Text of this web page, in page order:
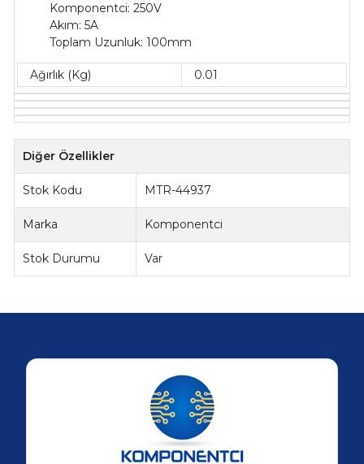
Komponentci: 250V
Akım: 5A
Toplam Uzunluk: 100mm
Ağırlık (Kg) 0.01
Diğer Özellikler
Stok Kodu MTR-44937
Marka Komponentci
Stok Durumu Var